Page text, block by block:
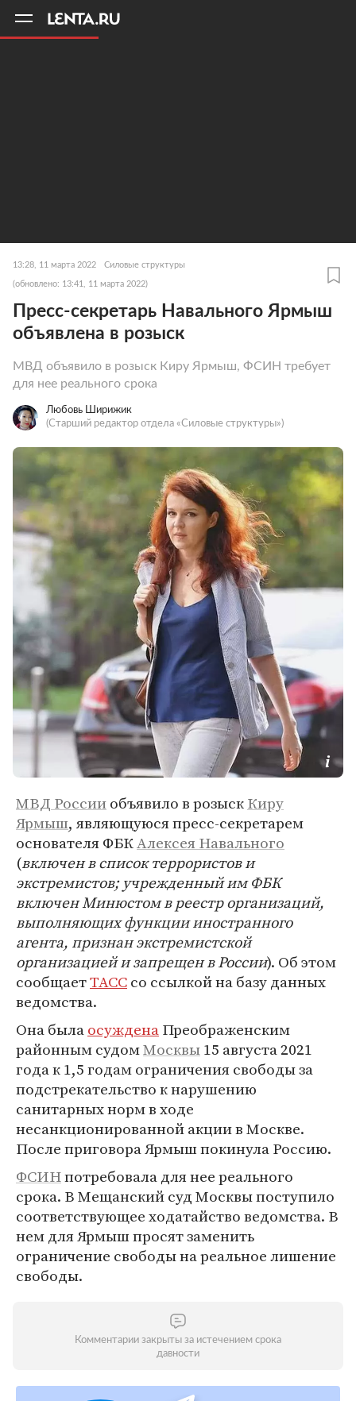
13:28, 11 марта 2022 Силовые структуры
(обновлено: 13:41, 11 марта 2022)
Пресс-секретарь Навального Ярмыш
объявлена в розыск
МВД объявило в розыск Киру Ярмыш, ФСИН требует
для нее реального срока
Любовь Ширижик
(Старший редактор отдела «Силовые структуры»)
МВД Россииобъявило в розыскКиру
Ярмыш, являющуюся пресс-секретарем
основателя ФБКАлексея Навального
(включен в список террористов и
экстремистов; учрежденный им ФБК
включен Минюстом в реестр организаций,
выполняющих функции иностранного
агента, признан экстремистской
организацией и запрещен в России). Об этом
сообщаетТАССсо ссылкой на базу данных
ведомства.
Она былаосужденаПреображенским
районным судомМосквы15 августа 2021
года к 1,5 годам ограничения свободы за
подстрекательство к нарушению
санитарных норм в ходе
несанкционированной акции в Москве.
После приговора Ярмыш покинула Россию.
ФСИНпотребовала для нее реального
срока. В Мещанский суд Москвы поступило
соответствующее ходатайство ведомства. В
нем для Ярмыш просят заменить
ограничение свободы на реальное лишение
свободы.
Комментарии закрыты за истечением срока
давности